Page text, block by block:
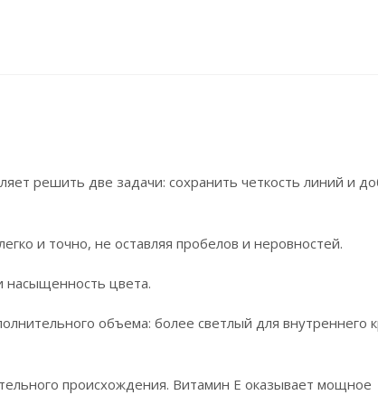
решить две задачи: сохранить четкость линий и
и точно, не оставляя пробелов и неровностей.
насыщенность цвета.
объема: более светлый для внутреннего
происхождения. Витамин Е оказывает мощное